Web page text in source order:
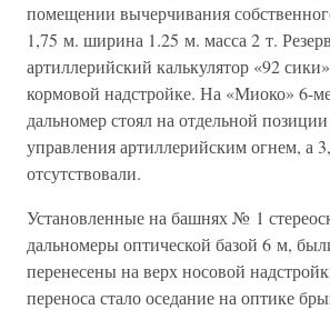
помещении вычерчивания
1,75 м. ширина 1.25 м. масса 2 т.
артиллерийский калькулятор «92
кормовой надстройке. На «Миоко» 6-
дальномер стоял на отдельной
управления артиллерийским огнем, а
отсутствовали.
Установленные на башнях № 1
дальномеры оптической базой 6 м,
перенесены на верх носовой
переноса стало оседание на оптике